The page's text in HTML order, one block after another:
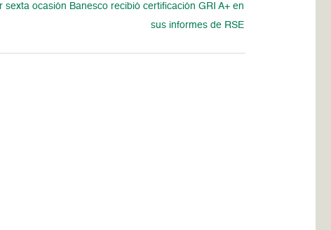
sexta ocasión Banesco recibió certificación GRI A+ en
sus informes de RSE